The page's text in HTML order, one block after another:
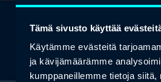
Tämä sivusto käyttää
Käytämme evästeitä
ja kävijämäärämme
kumppaneillemme tietoja